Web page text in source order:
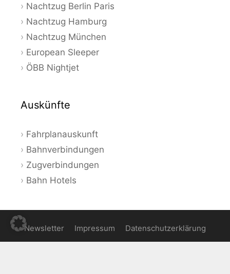
Nachtzug Berlin Paris
Nachtzug Hamburg
Nachtzug München
European Sleeper
ÖBB Nightjet
Auskünfte
Fahrplanauskunft
Bahnverbindungen
Zugverbindungen
Bahn Hotels
Newsletter Impressum Datenschutzerklärung